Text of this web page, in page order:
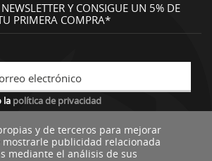
Y CONSIGUE UN 5% DE
PRIMERA COMPRA*
electrónico
la política de privacidad
a otras ofertas o promociones.
y de terceros para mejorar
mostrarle publicidad relacionada
mediante el análisis de sus